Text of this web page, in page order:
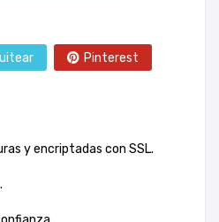
Pinterest
y encriptadas con SSL.